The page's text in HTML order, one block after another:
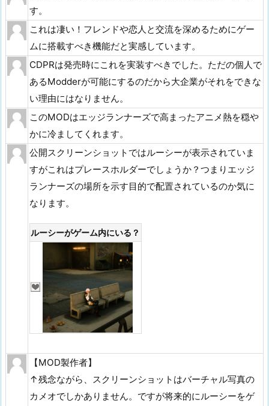
す。
これは凄い！フレンドや恋人と交流を深めるためにゲー
ムに搭載すべき機能だと実感しています。
CDPRは発売時にこれを実装すべきでした。ただの個人で
あるModderが可能にするのだから大企業がそれをできな
い理由にはなりません。
このMODはエッジランナーズで高まったアニメ熱を穏や
かに冷ましてくれます。
公開スクリーンショットではルーシーが表示されていま
すがこれはプレースホルダーでしょうか？つまりエッジ
ランナーズの場所を示す目的で配置されているのか気に
なります。
ルーシーがゲーム内にいる？
【MOD製作者】
↑残念ながら、スクリーンショットはバーチャル写真の
カメオでしかありません。ですが将来的にルーシーをゲ